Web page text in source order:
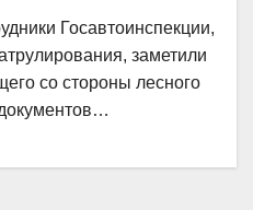
Госавтоинспекции,
заметили
со стороны лесного